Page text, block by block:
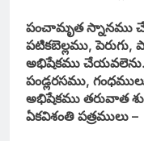
పంచామృత స్నానము
పటికబెల్లము,
అభిషేకము చేయవలెను.
పండ్లరసము,
అభిషేకము తరువాత
ఏకవిశంతి పత్రములు –